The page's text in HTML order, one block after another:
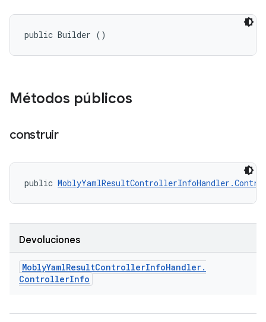
public Builder ()
Métodos públicos
construir
public
Devoluciones
MoblyYamlResultControllerInfoHandler.
ControllerInfo